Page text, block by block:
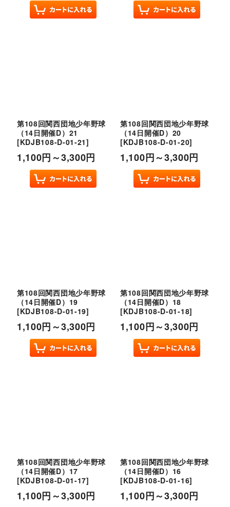
第108回関西団地少年野球
（14日開催D）21
[KDJB108-D-01-21]
1,100円～3,300円
第108回関西団地少年野球
（14日開催D）20
[KDJB108-D-01-20]
1,100円～3,300円
第108回関西団地少年野球
（14日開催D）19
[KDJB108-D-01-19]
1,100円～3,300円
第108回関西団地少年野球
（14日開催D）18
[KDJB108-D-01-18]
1,100円～3,300円
第108回関西団地少年野球
（14日開催D）17
[KDJB108-D-01-17]
1,100円～3,300円
第108回関西団地少年野球
（14日開催D）16
[KDJB108-D-01-16]
1,100円～3,300円